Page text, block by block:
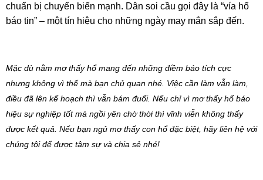
chuẩn bị chuyển biến mạnh. Dân soi cầu gọi đây là “vía hổ
báo tin” – một tín hiệu cho những ngày may mắn sắp đến.
Mặc dù nằm mơ thấy hổ mang đến những điềm báo tích cực
nhưng không vì thế mà bạn chủ quan nhé. Việc cần làm vẫn làm,
điều đã lên kế hoạch thì vẫn bám đuổi. Nếu chỉ vì mơ thấy hổ báo
hiệu sự nghiệp tốt mà ngồi yên chờ thời thì vĩnh viễn không thấy
được kết quả. Nếu bạn ngủ mơ thấy con hổ đặc biệt, hãy liên hệ với
chúng tôi để được tâm sự và chia sẻ nhé!